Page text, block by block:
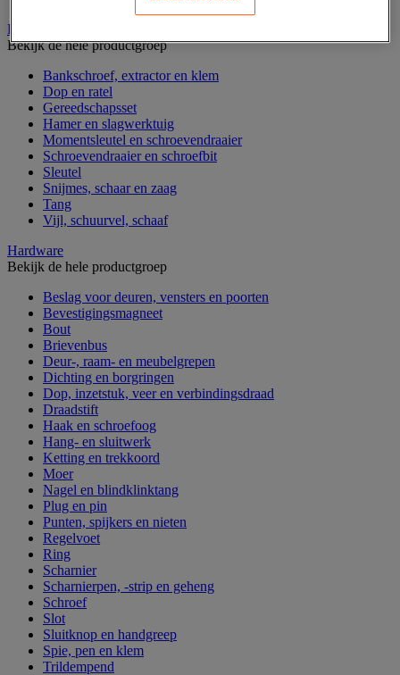
Handgereedschap
Bekijk de hele productgroep
Bankschroef, extractor en klem
Dop en ratel
Gereedschapsset
Hamer en slagwerktuig
Momentsleutel en schroevendraaier
Schroevendraaier en schroefbit
Sleutel
Snijmes, schaar en zaag
Tang
Vijl, schuurvel, schaaf
Hardware
Bekijk de hele productgroep
Beslag voor deuren, vensters en poorten
Bevestigingsmagneet
Bout
Brievenbus
Deur-, raam- en meubelgrepen
Dichting en borgringen
Dop, inzetstuk, veer en verbindingsdraad
Draadstift
Haak en schroefoog
Hang- en sluitwerk
Ketting en trekkoord
Moer
Nagel en blindklinktang
Plug en pin
Punten, spijkers en nieten
Regelvoet
Ring
Scharnier
Scharnierpen, -strip en geheng
Schroef
Slot
Sluitknop en handgreep
Spie, pen en klem
Trildempend